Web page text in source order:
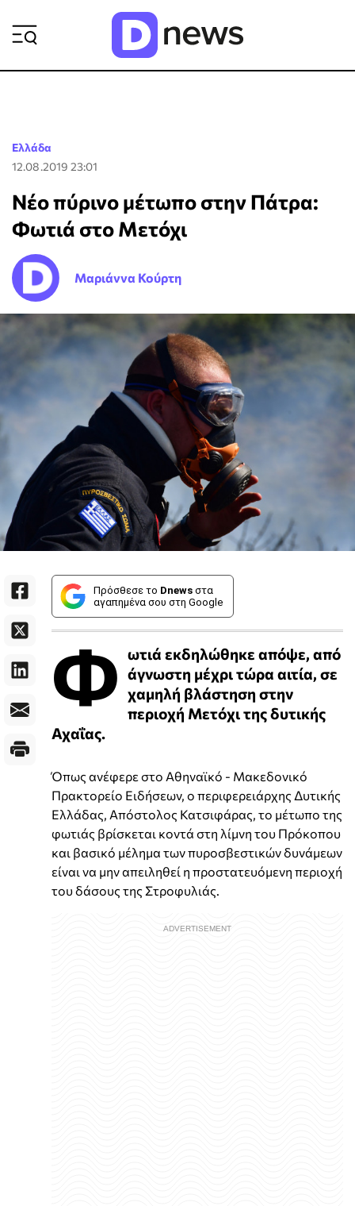
Ελλάδα
12.08.2019 23:01
Νέο πύρινο μέτωπο στην Πάτρα:
Φωτιά στο Μετόχι
Μαριάννα Κούρτη
Πρόσθεσε το Dnews στα
αγαπημένα σου στη Google
Φ ωτιά εκδηλώθηκε απόψε, από
άγνωστη μέχρι τώρα αιτία, σε
χαμηλή βλάστηση στην
περιοχή Μετόχι της δυτικής
Αχαΐας.
Όπως ανέφερε στο Αθηναϊκό - Μακεδονικό
Πρακτορείο Ειδήσεων, ο περιφερειάρχης Δυτικής
Ελλάδας, Απόστολος Κατσιφάρας, το μέτωπο της
φωτιάς βρίσκεται κοντά στη λίμνη του Πρόκοπου
και βασικό μέλημα των πυροσβεστικών δυνάμεων
είναι να μην απειληθεί η προστατευόμενη περιοχή
του δάσους της Στροφυλιάς.